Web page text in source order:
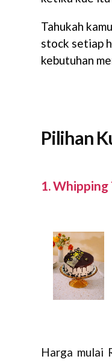
Tahukah
stock setiap
kebutuhan
Pilihan
1.
Harga mulai